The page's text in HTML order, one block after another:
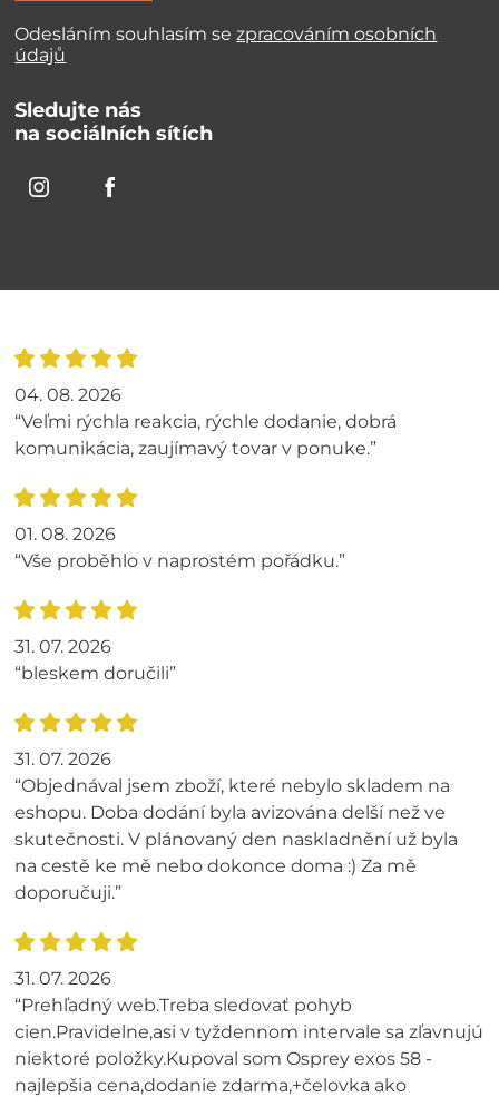
Odesláním souhlasím sezpracováním osobních
údajů
Sledujte nás
na sociálních sítích
04. 08. 2026
“Veľmi rýchla reakcia, rýchle dodanie, dobrá
komunikácia, zaujímavý tovar v ponuke.”
01. 08. 2026
“Vše proběhlo v naprostém pořádku.”
31. 07. 2026
“bleskem doručili”
31. 07. 2026
“Objednával jsem zboží, které nebylo skladem na
eshopu. Doba dodání byla avizována delší než ve
skutečnosti. V plánovaný den naskladnění už byla
na cestě ke mě nebo dokonce doma :) Za mě
doporučuji.”
31. 07. 2026
“Prehľadný web.Treba sledovať pohyb
cien.Pravidelne,asi v tyždennom intervale sa zľavnujú
niektoré položky.Kupoval som Osprey exos 58 -
najlepšia cena,dodanie zdarma,+čelovka ako